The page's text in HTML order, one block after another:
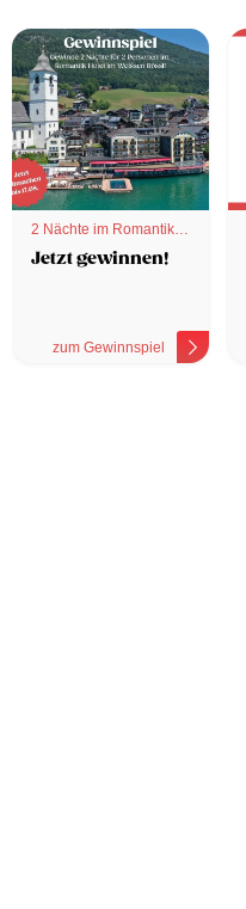
2 Nächte im Romantik
Hotel
Jetzt gewinnen!
zum Gewinnspiel